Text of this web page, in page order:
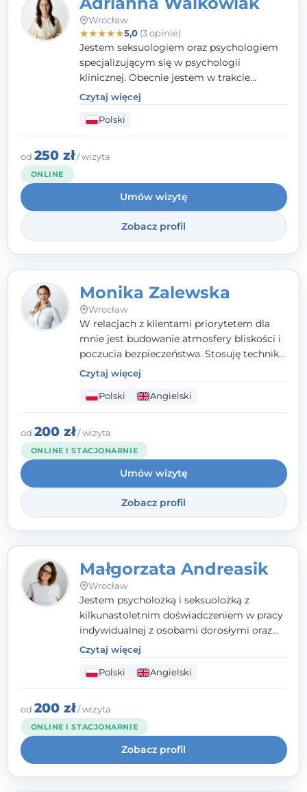
Wrocław
★★★★★5,0(3 opinie)
Jestem seksuologiem oraz psychologiem
specjalizującym się w psychologii
klinicznej. Obecnie jestem w trakcie
szkolenia na psychoterapeutę
systemowego. Posiadam status członka
nadzwyczajnego Wielkopolskiego
Towarzystwa Terapii Systemowej oraz
należę do Polskiego Towarzystwa
pierwszym miejscu stawiam budowanie
atmosfery bezpieczeństwa i zrozumienia w
relacjach z Klientami. Istotna dla nie jest
również koncentracja na dostępnych
zasobach.
Czytaj więcej
Polski
od 250 zł/ wizyta
ONLINE
Umów wizytę
Zobacz profil
Monika Zalewska
Wrocław
W relacjach z klientami priorytetem dla
mnie jest budowanie atmosfery bliskości i
poczucia bezpieczeństwa. Stosuję techniki
poznawczo-behawioralne oraz metody,
które koncentrują się na rozwiązaniach
(TSR). Te polegają na osiąganiu
zamierzonych celów (doprowadzeniu do
rozwiązania trudnych sytuacji) poprzez
identyfikowanie i wzmacnianie zasobów
oraz mocnych stron klienta. W swojej
pracy korzystam także z metod dialogu
motywacyjnego i treningu uważności.
Czytaj więcej
Polski Angielski
od 200 zł/ wizyta
ONLINE I STACJONARNIE
Umów wizytę
Zobacz profil
Małgorzata Andreasik
Wrocław
Jestem psycholożką i seksuolożką z
kilkunastoletnim doświadczeniem w pracy
indywidualnej z osobami dorosłymi oraz
parami. Specjalizuję się w obszarze zdrowia
seksualnego, żałoby, kryzysów życiowych i
wypalenia zawodowego. Pracuję w języku
polskim i angielskim, w podejściu
humanistycznym, opartym na
partnerstwie i podmiotowości klienta.
Czytaj więcej
Polski Angielski
od 200 zł/ wizyta
ONLINE I STACJONARNIE
Zobacz profil